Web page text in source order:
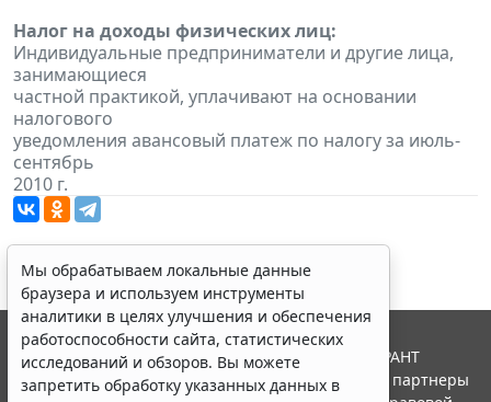
Налог на доходы физических лиц:
Индивидуальные предприниматели и другие лица,
занимающиеся
частной практикой, уплачивают на основании
налогового
уведомления авансовый платеж по налогу за июль-
сентябрь
2010 г.
Мы обрабатываем локальные данные
браузера и используем инструменты
аналитики в целях улучшения и обеспечения
работоспособности сайта, статистических
исследований и обзоров. Вы можете
запретить обработку указанных данных в
© ООО "НПП "ГАРАНТ-СЕРВИС", 2026. Система ГАРАНТ
выпускается с 1990 года. Компания "Гарант" и ее партнеры